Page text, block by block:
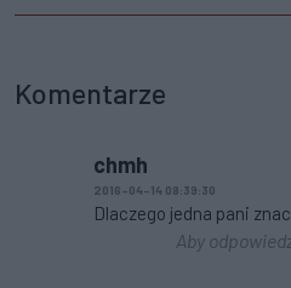
Komentarze
chmh
2016-04-14 08:39:30
Dlaczego jedna pani
Aby